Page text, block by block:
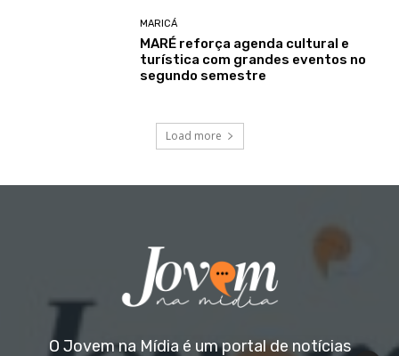
MARICÁ
MARÉ reforça agenda cultural e
turística com grandes eventos no
segundo semestre
Load more
O Jovem na Mídia é um portal de notícias